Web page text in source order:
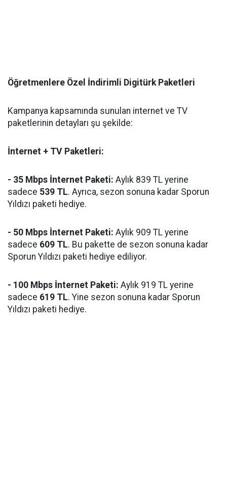
Öğretmenlere Özel İndirimli Digitürk Paketleri
Kampanya kapsamında sunulan internet ve TV
paketlerinin detayları şu şekilde:
İnternet + TV Paketleri:
- 35 Mbps İnternet Paketi: Aylık 839 TL yerine
sadece 539 TL. Ayrıca, sezon sonuna kadar Sporun
Yıldızı paketi hediye.
- 50 Mbps İnternet Paketi: Aylık 909 TL yerine
sadece 609 TL. Bu pakette de sezon sonuna kadar
Sporun Yıldızı paketi hediye ediliyor.
- 100 Mbps İnternet Paketi: Aylık 919 TL yerine
sadece 619 TL. Yine sezon sonuna kadar Sporun
Yıldızı paketi hediye.